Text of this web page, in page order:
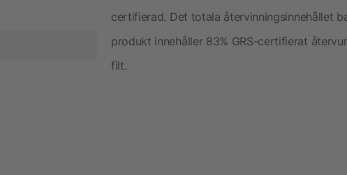
certifierad. Det totala återvinningsinnehållet
produkt innehåller 83% GRS-certifierat
filt.